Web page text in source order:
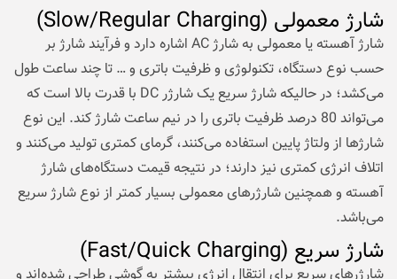
شارژ معمولی (Slow/Regular Charging)
شارژ آهسته یا معمولی به شارژ AC اشاره دارد و فرآیند شارژ بر
حسب نوع دستگاه، تکنولوژی و ظرفیت باتری و … تا چند ساعت طول
می‌کشد؛ در حالیکه شارژ سریع یک شارژر DC با قدرت بالا است که
می‌تواند 80 درصد ظرفیت باتری را در نیم ساعت شارژ کند. این نوع
شارژها از ولتاژ پایین استفاده می‌کنند، گرمای کمتری تولید می‌کنند و
اتلاف انرژی کمتری نیز دارند؛ در نتیجه قیمت دستگاه‌های شارژ
آهسته و همچنین شارژرهای معمولی بسیار کمتر از نوع شارژ سریع
می‌باشد.
شارژ سریع (Fast/Quick Charging)